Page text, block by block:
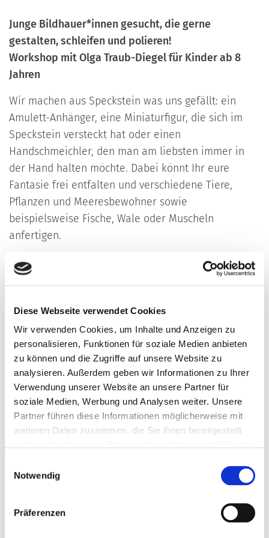
Diese Webseite verwendet Cookies
Wir verwenden Cookies, um Inhalte und Anzeigen zu
personalisieren, Funktionen für soziale Medien anbieten
zu können und die Zugriffe auf unsere Website zu
analysieren. Außerdem geben wir Informationen zu Ihrer
Verwendung unserer Website an unsere Partner für
soziale Medien, Werbung und Analysen weiter. Unsere
Partner führen diese Informationen möglicherweise mit
weiteren Daten zusammen, die Sie ihnen bereitgestellt
Notwendig
Präferenzen
Junge Bildhauer*innen gesucht, die gerne
gestalten, schleifen und polieren!
Workshop mit Olga Traub-Diegel für Kinder ab 8
Jahren
Wir machen aus Speckstein was uns gefällt: ein
Amulett-Anhänger, eine Miniaturfigur, die sich im
Speckstein versteckt hat oder einen
Handschmeichler, den man am liebsten immer in
der Hand halten möchte. Dabei könnt Ihr eure
Fantasie frei entfalten und verschiedene Tiere,
Pflanzen und Meeresbewohner sowie
beispielsweise Fische, Wale oder Muscheln
anfertigen.
Am Ende des Kurses nehmt Ihr die fertige
Kunststücke und das Amulett an einem Lederband
mit.
_ _ _ _ _ _ _
Im Workshop wird das Sehen und Unterscheiden
von verschiedenen Formen sowie die
Fingerfertigkeit bei jungen Künstlern geschult. In
der Pause findet eine kleine Führung und
Betrachtung der aktuelle Kunstausselung in der Q
WORKSHOP
Freitag, 7.8., 14:30 – 17:30 Uhr